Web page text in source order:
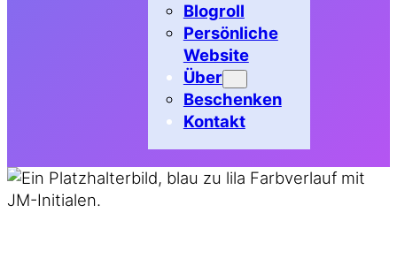
Blogroll
Persönliche
Website
Über
Beschenken
Kontakt